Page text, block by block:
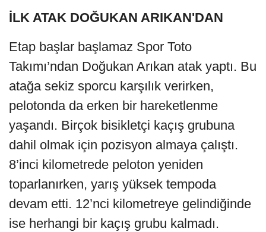
İLK ATAK DOĞUKAN ARIKAN'DAN
Etap başlar başlamaz Spor Toto
Takımı’ndan Doğukan Arıkan atak yaptı. Bu
atağa sekiz sporcu karşılık verirken,
pelotonda da erken bir hareketlenme
yaşandı. Birçok bisikletçi kaçış grubuna
dahil olmak için pozisyon almaya çalıştı.
8’inci kilometrede peloton yeniden
toparlanırken, yarış yüksek tempoda
devam etti. 12’nci kilometreye gelindiğinde
ise herhangi bir kaçış grubu kalmadı.